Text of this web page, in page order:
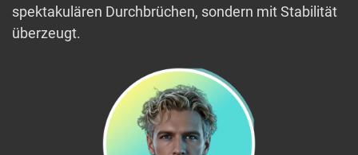
spektakulären Durchbrüchen, sondern mit Stabilität
überzeugt.